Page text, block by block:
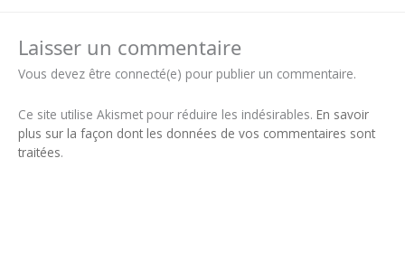
Laisser un commentaire
Vous devez être connecté(e) pour publier un commentaire.
Ce site utilise Akismet pour réduire les indésirables. En savoir
plus sur la façon dont les données de vos commentaires sont
traitées.